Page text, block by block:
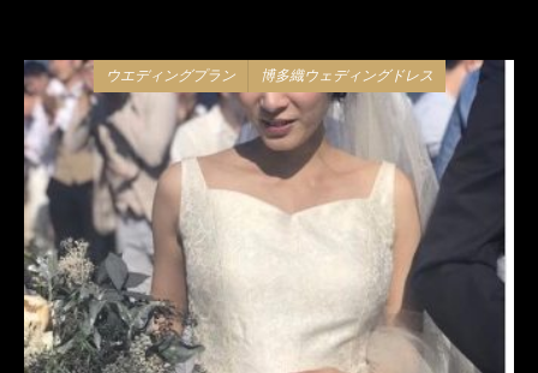
ウエディングプラン 博多織ウェディングドレス